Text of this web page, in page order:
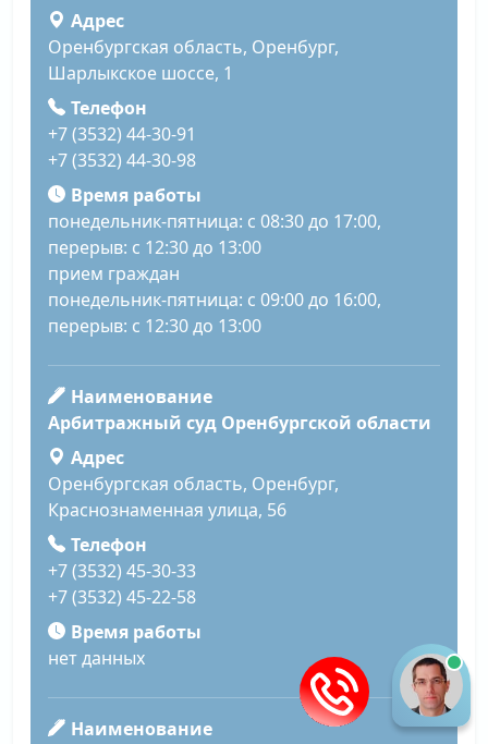
Адрес
Оренбургская область, Оренбург,
Шарлыкское шоссе, 1
Телефон
+7 (3532) 44-30-91
+7 (3532) 44-30-98
Время работы
понедельник-пятница: с 08:30 до 17:00,
перерыв: с 12:30 до 13:00
прием граждан
понедельник-пятница: с 09:00 до 16:00,
перерыв: с 12:30 до 13:00
Наименование
Арбитражный суд Оренбургской области
Адрес
Оренбургская область, Оренбург,
Краснознаменная улица, 56
Телефон
+7 (3532) 45-30-33
+7 (3532) 45-22-58
Время работы
нет данных
Наименование